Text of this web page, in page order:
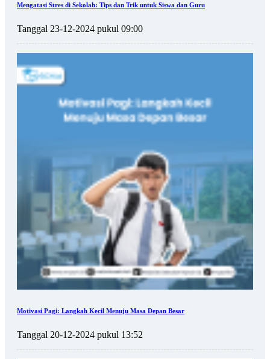
Mengatasi Stres di Sekolah: Tips dan Trik untuk Siswa dan Guru
Tanggal 23-12-2024 pukul 09:00
Motivasi Pagi: Langkah Kecil Menuju Masa Depan Besar
Tanggal 20-12-2024 pukul 13:52